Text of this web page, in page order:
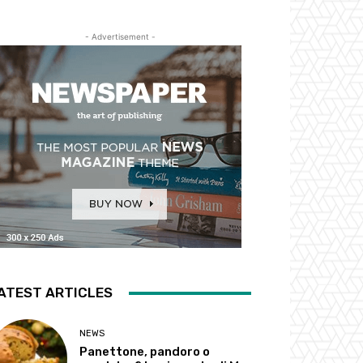
- Advertisement -
ARTICLES
NEWS
Panettone, pandoro o